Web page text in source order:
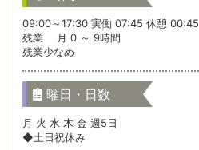
09:00～17:30 実働 07:45 休憩 00:45
残業 月 0 ～ 9時間
残業少なめ
曜日・日数
月 火 水 木 金 週5日
◆土日祝休み